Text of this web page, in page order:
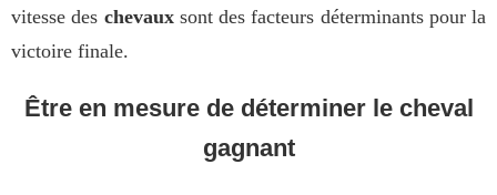
vitesse des chevaux sont des facteurs déterminants pour la
victoire finale.
Être en mesure de déterminer le cheval
gagnant